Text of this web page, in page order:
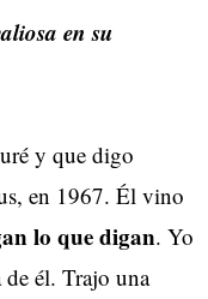
en su
y que digo
en 1967. Él vino
lo que digan. Yo
él. Trajo una